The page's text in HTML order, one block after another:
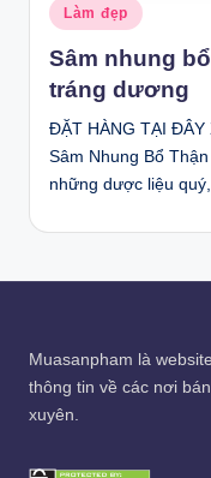
Posted
in
Làm đẹp
Sâm nhung
tráng dương
ĐẶT HÀNG TẠI ĐÂY
Sâm Nhung Bổ
những dược liệu
Muasanpham là
thông tin về các nơi
xuyên.